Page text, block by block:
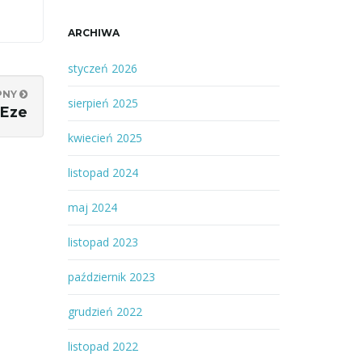
Eze
ARCHIWA
styczeń 2026
sierpień 2025
kwiecień 2025
listopad 2024
maj 2024
listopad 2023
październik 2023
grudzień 2022
listopad 2022